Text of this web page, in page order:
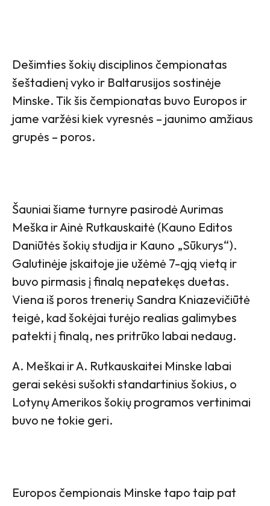
Dešimties šokių disciplinos čempionatas
šeštadienį vyko ir Baltarusijos sostinėje
Minske. Tik šis čempionatas buvo Europos ir
jame varžėsi kiek vyresnės – jaunimo amžiaus
grupės – poros.
Šauniai šiame turnyre pasirodė Aurimas
Meška ir Ainė Rutkauskaitė (Kauno Editos
Daniūtės šokių studija ir Kauno „Sūkurys“).
Galutinėje įskaitoje jie užėmė 7-ąją vietą ir
buvo pirmasis į finalą nepatekęs duetas.
Viena iš poros trenerių Sandra Kniazevičiūtė
teigė, kad šokėjai turėjo realias galimybes
patekti į finalą, nes pritrūko labai nedaug.
A. Meškai ir A. Rutkauskaitei Minske labai
gerai sekėsi sušokti standartinius šokius, o
Lotynų Amerikos šokių programos vertinimai
buvo ne tokie geri.
Europos čempionais Minske tapo taip pat